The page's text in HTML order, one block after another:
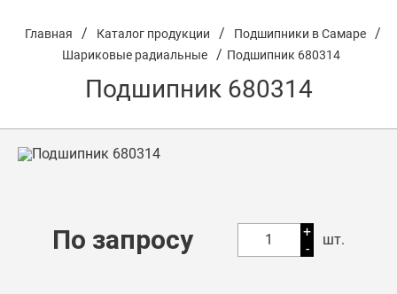
О компании
Оптовикам
Главная / Каталог продукции / Подшипники в Самаре /
Шариковые радиальные / Подшипник 680314
Подшипник 680314
По запросу 1
+
-
шт.